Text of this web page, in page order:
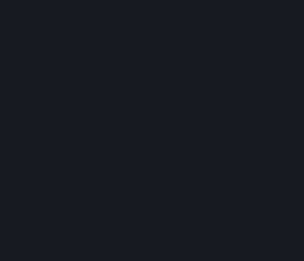
Za co lze získat
Služba Steam nabízí vrácení peněz za
obchodě Steam, pokud je o vrácení
zakoupení a uživatel měl produkt
Níže si můžete přečíst kompletní
(produkt z obchodu služby Steam